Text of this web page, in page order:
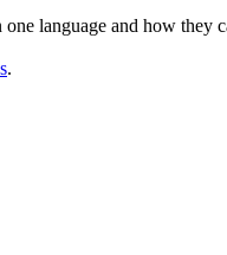
language and how they
.